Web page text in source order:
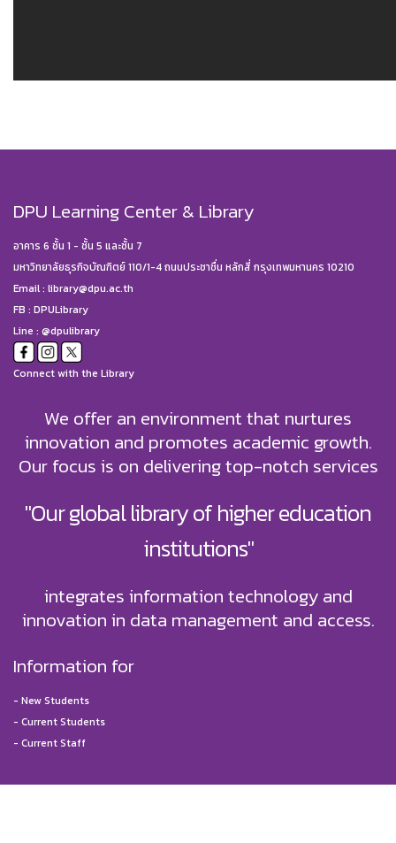
DPU Learning Center & Library
อาคาร 6 ชั้น 1 - ชั้น 5 และชั้น 7
มหาวิทยาลัยธุรกิจบัณฑิตย์ 110/1-4 ถนนประชาชื่น หลักสี่ กรุงเทพมหานคร 10210
Email : library@dpu.ac.th
FB : DPULibrary
Line : @dpulibrary
Connect with the Library
We offer an environment that nurtures
innovation and promotes academic growth.
Our focus is on delivering top-notch services
"Our global library of higher education
institutions"
integrates information technology and
innovation in data management and access.
Information for
- New Students
- Current Students
- Current Staff